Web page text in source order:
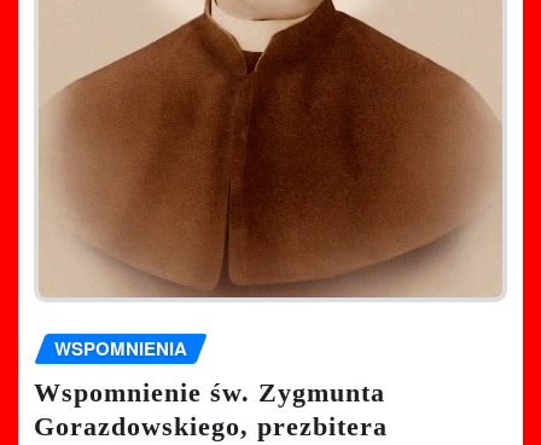
WSPOMNIENIA
Wspomnienie św. Zygmunta
Gorazdowskiego, prezbitera